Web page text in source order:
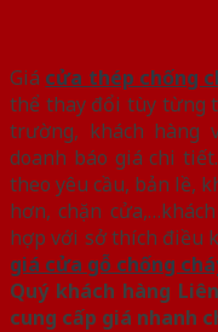
Giá cửa thép chống
thể thay đổi tùy từng
trường, khách hàng
doanh báo giá chi
theo yêu cầu, bản lề,
hơn, chặn
hợp với sở thích điều
giá cửa gỗ chống
Quý khách hàng
cung cấp giá nhanh